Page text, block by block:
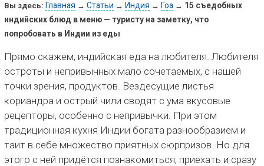
Вы здесь: Главная → Статьи → Индия → Гоа→ 15 съедобных
индийских блюд в меню — туристу на заметку, что
попробовать в Индии из еды
Прямо скажем, индийская еда на любителя. Любителя
остроты и непривычных мало сочетаемых, с нашей
точки зрения, продуктов. Вездесущие листья
кориандра и острый чили сводят с ума вкусовые
рецепторы, особенно с непривычки. При этом
традиционная кухня Индии богата разнообразием и
таит в себе множество приятных сюрпризов. Но для
этого с ней придётся познакомиться, приехать и сразу